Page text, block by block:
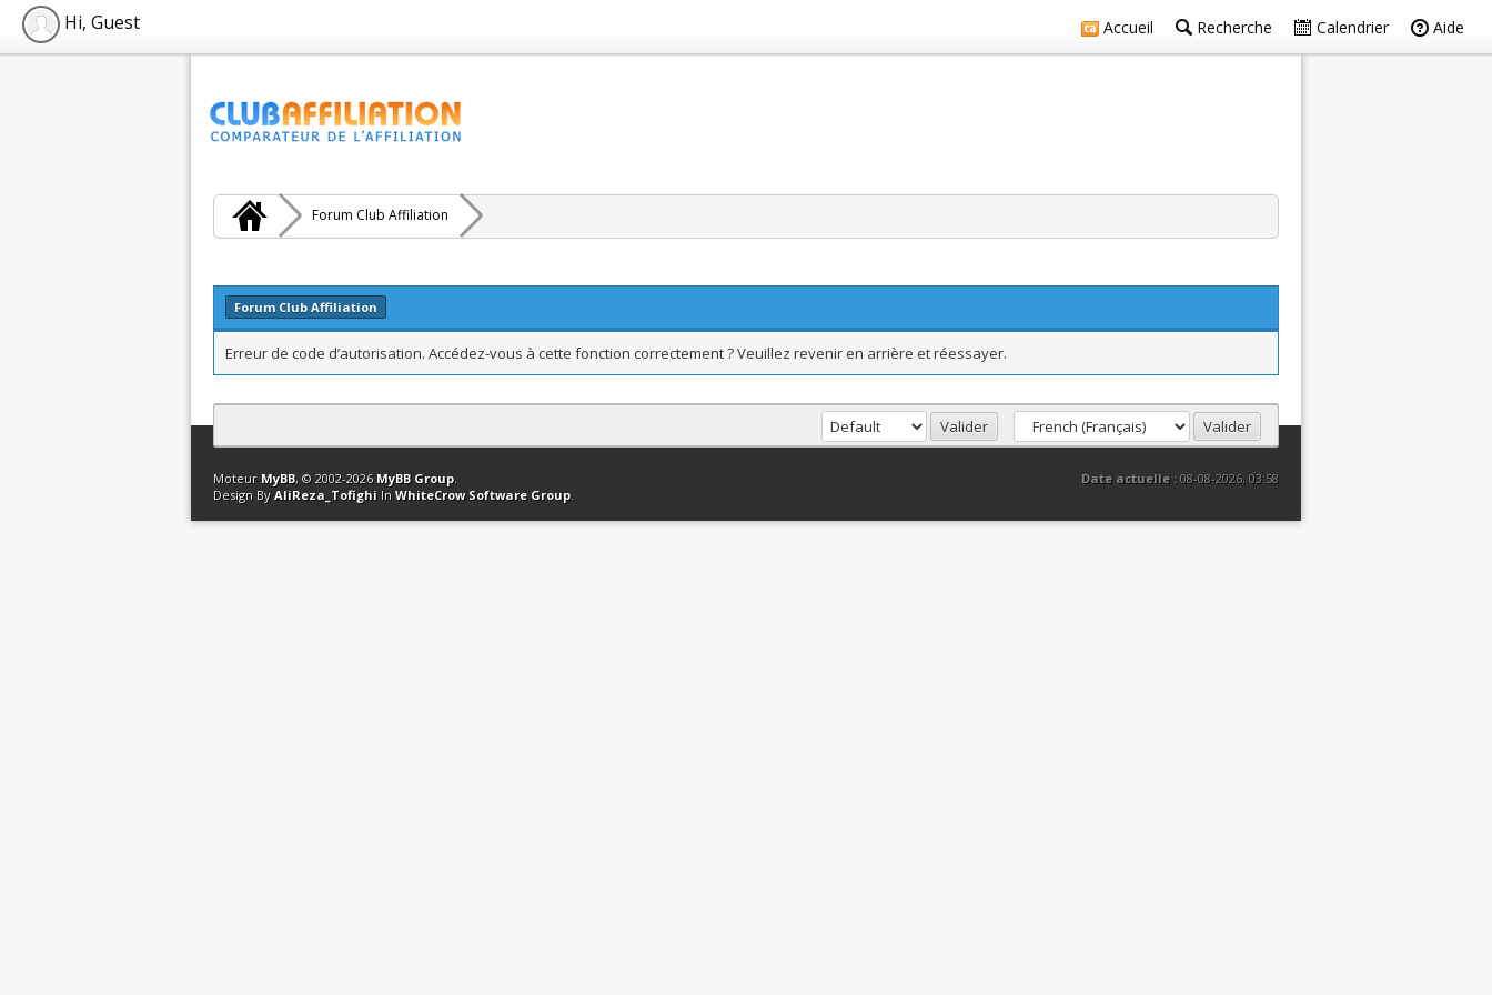
Accueil Recherche Calendrier Aide
Hi, Guest
Forum Club Affiliation
Forum Club Affiliation
Erreur de code d’autorisation. Accédez-vous à cette fonction correctement ? Veuillez revenir en arrière et réessayer.
Contact Club Affiliation Retourner en haut Version bas-débit (Archivé) Syndication RSS
Date actuelle :08-08-2026, 03:58
Moteur MyBB, © 2002-2026 MyBB Group.
Design By AliReza_Tofighi In WhiteCrow Software Group.